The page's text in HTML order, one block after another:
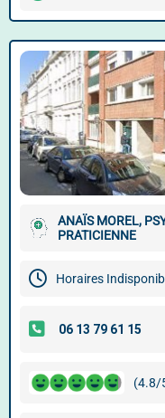
ANAÏS MOREL,
PRATICIENNE
Horaires
(4.8/